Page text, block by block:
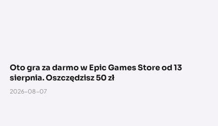
Oto gra za darmo w Epic Games Store od 13
sierpnia. Oszczędzisz 50 zł
2026-08-07